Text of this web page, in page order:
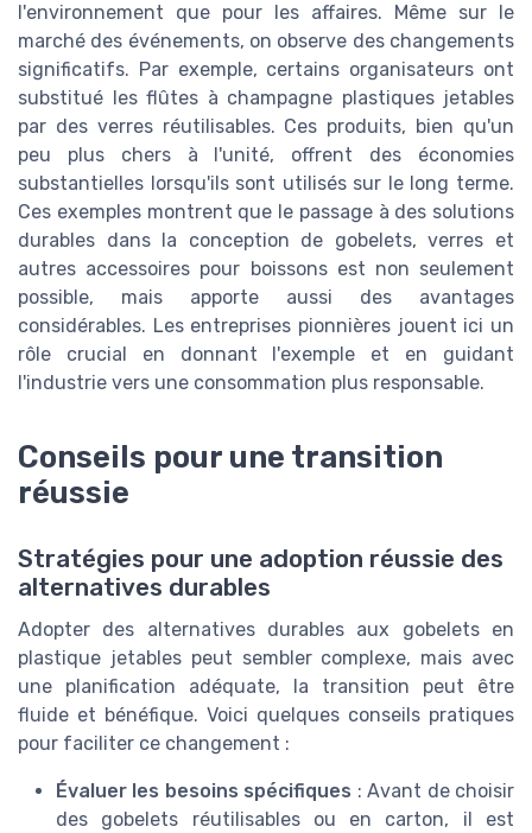
l'environnement que pour les affaires. Même sur le
marché des événements, on observe des changements
significatifs. Par exemple, certains organisateurs ont
substitué les flûtes à champagne plastiques jetables
par des verres réutilisables. Ces produits, bien qu'un
peu plus chers à l'unité, offrent des économies
substantielles lorsqu'ils sont utilisés sur le long terme.
Ces exemples montrent que le passage à des solutions
durables dans la conception de gobelets, verres et
autres accessoires pour boissons est non seulement
possible, mais apporte aussi des avantages
considérables. Les entreprises pionnières jouent ici un
rôle crucial en donnant l'exemple et en guidant
l'industrie vers une consommation plus responsable.
Conseils pour une transition
réussie
Stratégies pour une adoption réussie des
alternatives durables
Adopter des alternatives durables aux gobelets en
plastique jetables peut sembler complexe, mais avec
une planification adéquate, la transition peut être
fluide et bénéfique. Voici quelques conseils pratiques
pour faciliter ce changement :
Évaluer les besoins spécifiques : Avant de choisir
des gobelets réutilisables ou en carton, il est